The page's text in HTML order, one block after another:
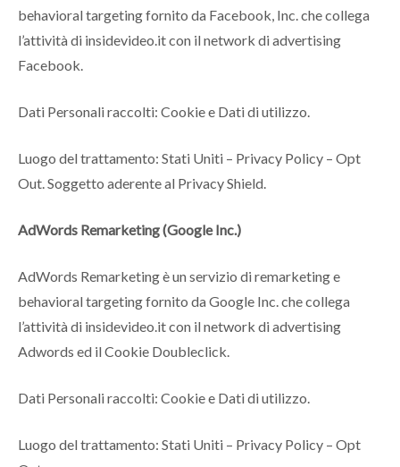
behavioral targeting fornito da Facebook, Inc. che collega
l’attività di insidevideo.it con il network di advertising
Facebook.
Dati Personali raccolti: Cookie e Dati di utilizzo.
Luogo del trattamento: Stati Uniti – Privacy Policy – Opt
Out. Soggetto aderente al Privacy Shield.
AdWords Remarketing (Google Inc.)
AdWords Remarketing è un servizio di remarketing e
behavioral targeting fornito da Google Inc. che collega
l’attività di insidevideo.it con il network di advertising
Adwords ed il Cookie Doubleclick.
Dati Personali raccolti: Cookie e Dati di utilizzo.
Luogo del trattamento: Stati Uniti – Privacy Policy – Opt